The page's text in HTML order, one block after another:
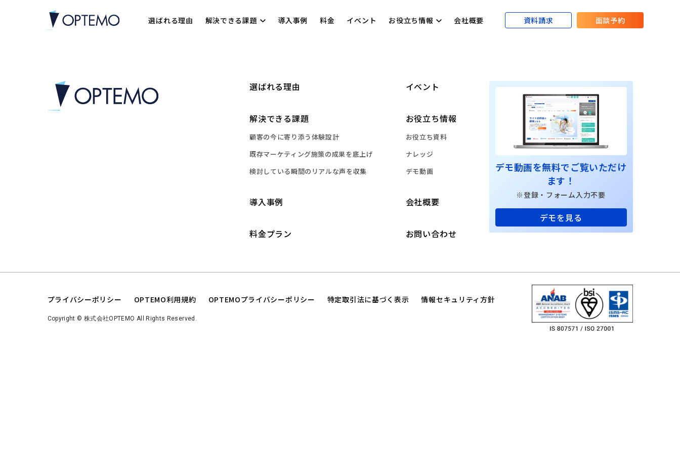
選ばれる理由 解決できる課題 導入事例 料金 イベント お役立ち情報 会社概要 資料請求 面談予約
選ばれる理由
解決できる課題
顧客の今に寄り添う体験設計
既存マーケティング施策の成果を底上げ
検討している瞬間のリアルな声を収集
導入事例
料金プラン
イベント
お役立ち情報
お役立ち資料
ナレッジ
デモ動画
会社概要
お問い合わせ
デモ動画を無料でご覧いただけ
ます！
※登録・フォーム入力不要
デモを見る
プライバシーポリシー OPTEMO利用規約 OPTEMOプライバシーポリシー 特定取引法に基づく表示 情報セキュリティ方針
Copyright © 株式会社OPTEMO All Rights Reserved.